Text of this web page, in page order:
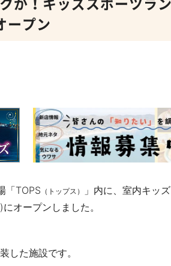
ープン
「TOPS （トップス）
」内に、室内キッ
オープンしました。
した施設です。